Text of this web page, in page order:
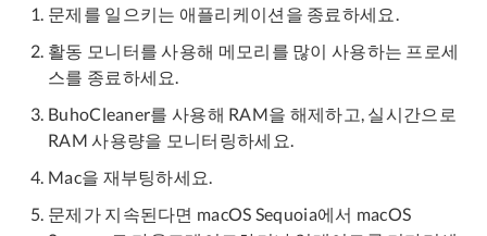
문제를 일으키는 애플리케이션을 종료하세요.
활동 모니터를 사용해 메모리를 많이 사용하는 프로세
스를 종료하세요.
BuhoCleaner를 사용해 RAM을 해제하고, 실시간으로
RAM 사용량을 모니터링하세요.
Mac을 재부팅하세요.
문제가 지속된다면 macOS Sequoia에서 macOS